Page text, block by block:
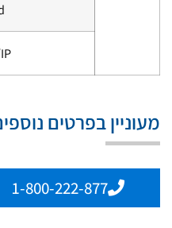
מעוניין בפרטים
1-800-222-877